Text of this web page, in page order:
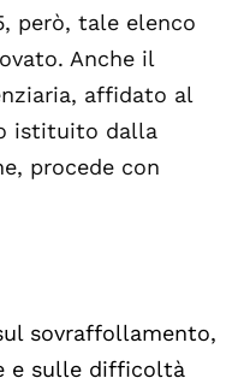
però, tale elenco
Anche il
affidato al
istituito dalla
procede con
sovraffollamento,
e sulle difficoltà